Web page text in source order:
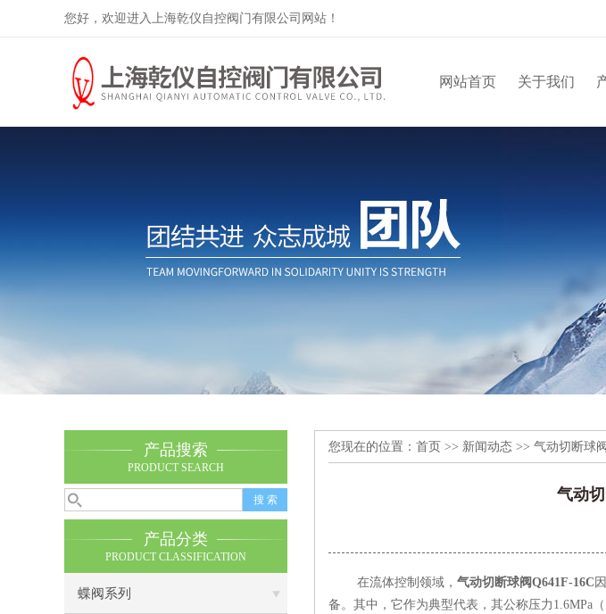
您好，欢迎进入上海乾仪自控阀门有限公司网站！
网站首页 关于我们
产品搜索
PRODUCT SEARCH
产品分类
PRODUCT CLASSIFICATION
蝶阀系列
您现在的位置： 首页 >> 新闻动态 >> 气动切断球
气动
在流体控制领域， 气动切断球阀Q641F-16C
备。其中，它作为典型代表，其公称压力1.6MPa